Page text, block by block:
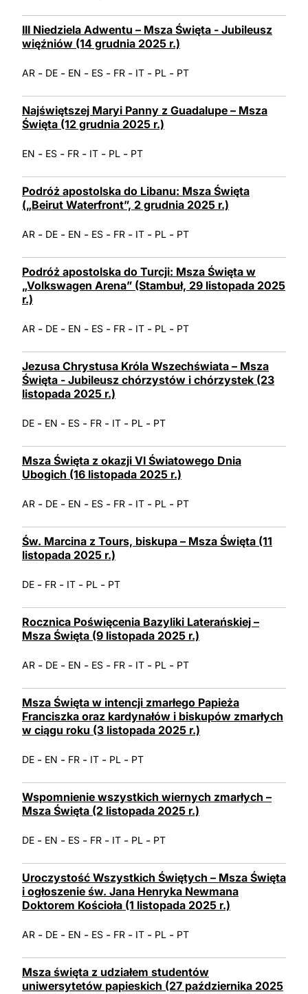
III Niedziela Adwentu – Msza Święta - Jubileusz
więźniów (14 grudnia 2025 r.)
AR - DE - EN - ES - FR - IT - PL - PT
Najświętszej Maryi Panny z Guadalupe – Msza
Święta (12 grudnia 2025 r.)
EN - ES - FR - IT - PL - PT
Podróż apostolska do Libanu: Msza Święta
(„Beirut Waterfront”, 2 grudnia 2025 r.)
AR - DE - EN - ES - FR - IT - PL - PT
Podróż apostolska do Turcji: Msza Święta w
„Volkswagen Arena” (Stambuł, 29 listopada 2025
r.)
AR - DE - EN - ES - FR - IT - PL - PT
Jezusa Chrystusa Króla Wszechświata – Msza
Święta - Jubileusz chórzystów i chórzystek (23
listopada 2025 r.)
DE - EN - ES - FR - IT - PL - PT
Msza Święta z okazji VI Światowego Dnia
Ubogich (16 listopada 2025 r.)
AR - DE - EN - ES - FR - IT - PL - PT
Św. Marcina z Tours, biskupa – Msza Święta (11
listopada 2025 r.)
DE - FR - IT - PL - PT
Rocznica Poświęcenia Bazyliki Laterańskiej –
Msza Święta (9 listopada 2025 r.)
AR - DE - EN - ES - FR - IT - PL - PT
Msza Święta w intencji zmarłego Papieża
Franciszka oraz kardynałów i biskupów zmarłych
w ciągu roku (3 listopada 2025 r.)
DE - EN - FR - IT - PL - PT
Wspomnienie wszystkich wiernych zmarłych –
Msza Święta (2 listopada 2025 r.)
DE - EN - ES - FR - IT - PL - PT
Uroczystość Wszystkich Świętych – Msza Święta
i ogłoszenie św. Jana Henryka Newmana
Doktorem Kościoła (1 listopada 2025 r.)
AR - DE - EN - ES - FR - IT - PL - PT
Msza święta z udziałem studentów
uniwersytetów papieskich (27 października 2025